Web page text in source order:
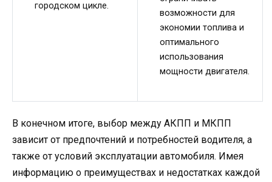
городском цикле.
возможности для
экономии топлива и
оптимального
использования
мощности двигателя.
В конечном итоге, выбор между АКПП и МКПП
зависит от предпочтений и потребностей водителя, а
также от условий эксплуатации автомобиля. Имея
информацию о преимуществах и недостатках каждой